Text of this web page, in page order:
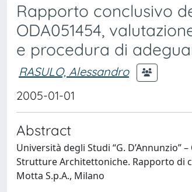
Rapporto conclusivo
ODA051454,
e procedura di
RASULO, Alessandro
2005-01-01
Abstract
Università degli Studi “G.
Strutture Architettoniche. Rapporto di
Motta S.p.A., Milano